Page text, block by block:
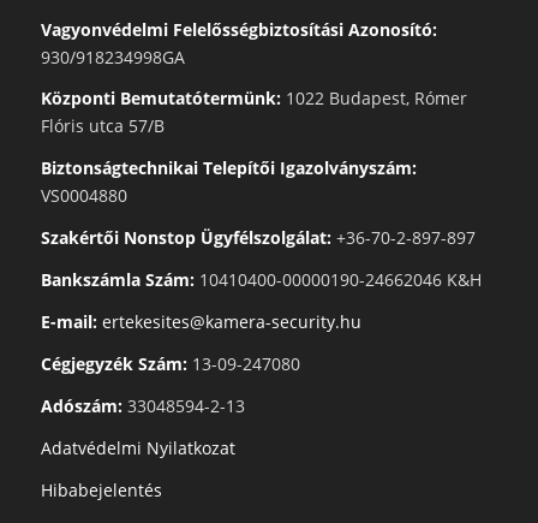
Vagyonvédelmi Felelősségbiztosítási Azonosító:
930/918234998GA
Központi Bemutatótermünk:1022 Budapest, Rómer
Flóris utca 57/B
Biztonságtechnikai Telepítői Igazolványszám:
VS0004880
Szakértői Nonstop Ügyfélszolgálat:+36-70-2-897-897
Bankszámla Szám:10410400-00000190-24662046 K&H
E-mail: ertekesites@kamera-security.hu
Cégjegyzék Szám:13-09-247080
Adószám:33048594-2-13
Adatvédelmi Nyilatkozat
Hibabejelentés